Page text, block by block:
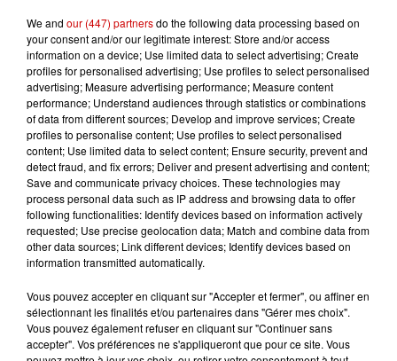
Gagnez vos entrées pour le
Musée du Sport Automobile au
Mans !
Alouette vous invite à
Futuroscope Xperiences !
Le Duel - Gagnez votre balade
en jet ski !
We and our (447) partnersdo the following data processing based on
your consent and/or our legitimate interest: Store and/or access
information on a device; Use limited data to select advertising; Create
profiles for personalised advertising; Use profiles to select personalised
advertising; Measure advertising performance; Measure content
performance; Understand audiences through statistics or combinations
of data from different sources; Develop and improve services; Create
profiles to personalise content; Use profiles to select personalised
content; Use limited data to select content; Ensure security, prevent and
detect fraud, and fix errors; Deliver and present advertising and content;
Save and communicate privacy choices. These technologies may
process personal data such as IP address and browsing data to offer
following functionalities: Identify devices based on information actively
requested; Use precise geolocation data; Match and combine data from
other data sources; Link different devices; Identify devices based on
information transmitted automatically.
Vous pouvez accepter en cliquant sur "Accepter et fermer", ou affiner en
sélectionnant les finalités et/ou partenaires dans "Gérer mes choix".
Vous pouvez également refuser en cliquant sur "Continuer sans
accepter". Vos préférences ne s'appliqueront que pour ce site. Vous